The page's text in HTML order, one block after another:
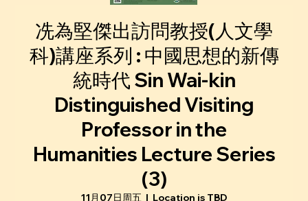
冼為堅傑出訪問教授(人文學
科)講座系列 : 中國思想的新傳
統時代 Sin Wai-kin
Distinguished Visiting
Professor in the
Humanities Lecture Series
(3)
11月07日周五
  |
Location is TBD